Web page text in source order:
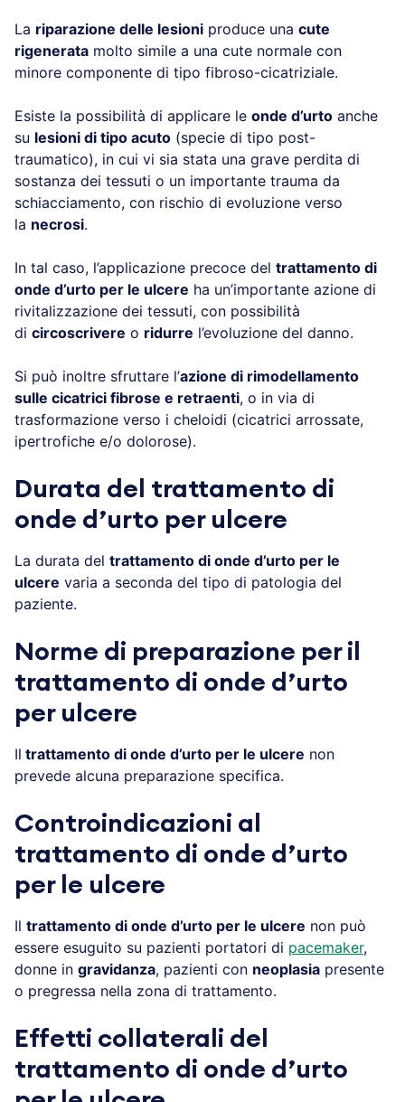
La riparazione delle lesioni produce una cute
rigenerata molto simile a una cute normale con
minore componente di tipo fibroso-cicatriziale.
Esiste la possibilità di applicare le onde d’urto anche
su lesioni di tipo acuto (specie di tipo post-
traumatico), in cui vi sia stata una grave perdita di
sostanza dei tessuti o un importante trauma da
schiacciamento, con rischio di evoluzione verso
la necrosi.
In tal caso, l’applicazione precoce del trattamento di
onde d’urto per le ulcere ha un’importante azione di
rivitalizzazione dei tessuti, con possibilità
di circoscrivere o ridurre l’evoluzione del danno.
Si può inoltre sfruttare l’azione di rimodellamento
sulle cicatrici fibrose e retraenti, o in via di
trasformazione verso i cheloidi (cicatrici arrossate,
ipertrofiche e/o dolorose).
Durata del trattamento di
onde d’urto per ulcere
La durata del trattamento di onde d’urto per le
ulcere varia a seconda del tipo di patologia del
paziente.
Norme di preparazione per il
trattamento di onde d’urto
per ulcere
Il trattamento di onde d’urto per le ulcere non
prevede alcuna preparazione specifica.
Controindicazioni al
trattamento di onde d’urto
per le ulcere
Il trattamento di onde d’urto per le ulcere non può
essere esuguito su pazienti portatori di pacemaker,
donne in gravidanza, pazienti con neoplasia presente
o pregressa nella zona di trattamento.
Effetti collaterali del
trattamento di onde d’urto